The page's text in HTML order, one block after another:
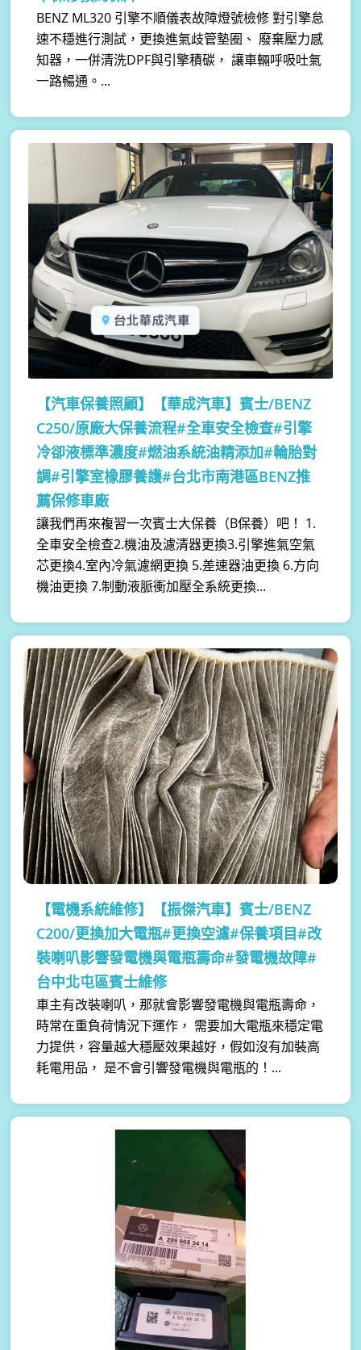
BENZ ML320 引擎不順儀表故障燈號檢修 對引擎怠
速不穩進行測試，更換進氣歧管墊圈、 廢棄壓力感
知器，一併清洗DPF與引擎積碳， 讓車輛呼吸吐氣
一路暢通。...
【汽車保養照顧】
【華成汽車】賓士/BENZ
C250/原廠大保養流程#全車安全檢查#引擎
冷卻液標準濃度#燃油系統油精添加#輪胎對
調#引擎室橡膠養護#台北市南港區BENZ推
薦保修車廠
讓我們再來複習一次賓士大保養（B保養）吧！ 1.
全車安全檢查2.機油及濾清器更換3.引擎進氣空氣
芯更換4.室內冷氣濾網更換 5.差速器油更換 6.方向
機油更換 7.制動液脈衝加壓全系統更換...
【電機系統維修】
【振傑汽車】賓士/BENZ
C200/更換加大電瓶#更換空濾#保養項目#改
裝喇叭影響發電機與電瓶壽命#發電機故障#
台中北屯區賓士維修
車主有改裝喇叭，那就會影響發電機與電瓶壽命，
時常在重負荷情況下運作， 需要加大電瓶來穩定電
力提供，容量越大穩壓效果越好，假如沒有加裝高
耗電用品， 是不會引響發電機與電瓶的！...